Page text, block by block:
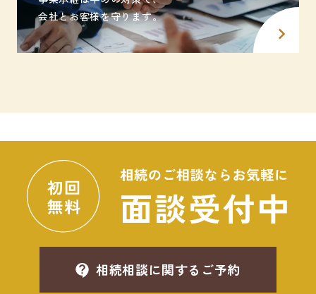
会社とお客様を守ります。
相続相談に関するご予約